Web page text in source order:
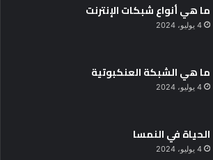
ما هي أنواع شبكات الإنترنت
4 يوليو، 2024
ما هي الشبكة العنكبوتية
4 يوليو، 2024
الحياة في النمسا
4 يوليو، 2024